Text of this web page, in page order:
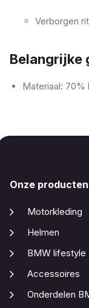
Verborgen
Belangrijke
Materiaal: 70%
Onze producten
Motorkleding
Helmen
BMW lifestyle
Accessoires
Onderdelen